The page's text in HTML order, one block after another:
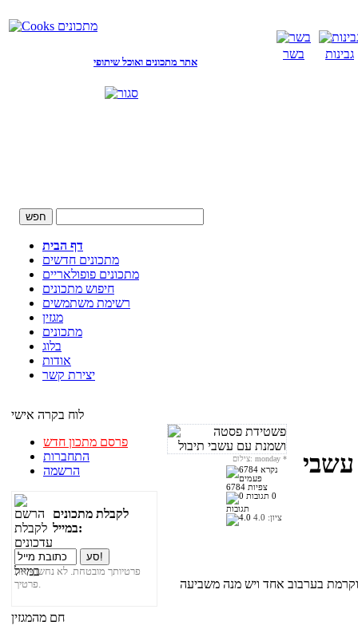
אתר מתכונים ואוכל שיתופי
בשר גבינות
דף הבית
מתכונים חדשים
מתכונים פופולאריים
חיפוש מתכונים
רשימת משתמשים
מגזין
מתכונים
בלוג
אודות
יצירת קשר
לוח בקרה אישי
פרסם מתכון חדש
התחברות
הרשמה
לקבלת מתכונים
במייל:
פרטיותך מובטחת. לא נחשוף את
פרטיך.
חם מהמגזין
צילום: monday *
6784 צפיות
0
תגובות
ציון: 4.0
בערבוב אחד ויש מנה משביעה